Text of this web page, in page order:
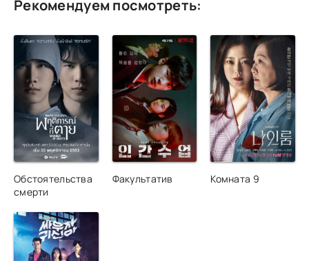
Рекомендуем посмотреть:
Обстоятельства
смерти
Факультатив Комната 9